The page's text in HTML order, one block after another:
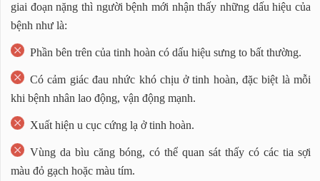
giai đoạn nặng thì người bệnh mới nhận thấy những dấu hiệu của
bệnh như là:
Phần bên trên của tinh hoàn có dấu hiệu sưng to bất thường.
Có cảm giác đau nhức khó chịu ở tinh hoàn, đặc biệt là mỗi
khi bệnh nhân lao động, vận động mạnh.
Xuất hiện u cục cứng lạ ở tinh hoàn.
Vùng da bìu căng bóng, có thể quan sát thấy có các tia sợi
màu đỏ gạch hoặc màu tím.